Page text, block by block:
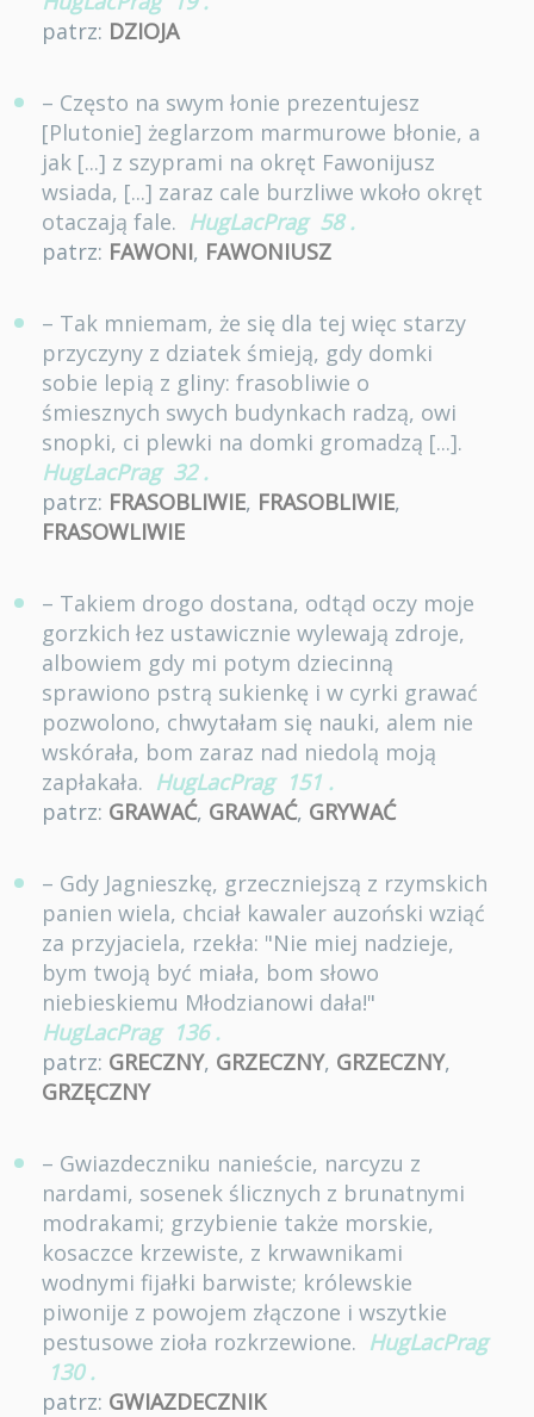
patrz: DZIOJA
– Często na swym łonie prezentujesz
[Plutonie] żeglarzom marmurowe błonie, a
jak [...] z szyprami na okręt Fawonijusz
wsiada, [...] zaraz cale burzliwe wkoło okręt
otaczają fale. HugLacPrag 58 .
patrz: FAWONI, FAWONIUSZ
– Tak mniemam, że się dla tej więc starzy
przyczyny z dziatek śmieją, gdy domki
sobie lepią z gliny: frasobliwie o
śmiesznych swych budynkach radzą, owi
snopki, ci plewki na domki gromadzą [...].
HugLacPrag 32 .
patrz: FRASOBLIWIE, FRASOBLIWIE,
FRASOWLIWIE
– Takiem drogo dostana, odtąd oczy moje
gorzkich łez ustawicznie wylewają zdroje,
albowiem gdy mi potym dziecinną
sprawiono pstrą sukienkę i w cyrki grawać
pozwolono, chwytałam się nauki, alem nie
wskórała, bom zaraz nad niedolą moją
zapłakała. HugLacPrag 151 .
patrz: GRAWAĆ, GRAWAĆ, GRYWAĆ
– Gdy Jagnieszkę, grzeczniejszą z rzymskich
panien wiela, chciał kawaler auzoński wziąć
za przyjaciela, rzekła: "Nie miej nadzieje,
bym twoją być miała, bom słowo
niebieskiemu Młodzianowi dała!"
HugLacPrag 136 .
patrz: GRECZNY, GRZECZNY, GRZECZNY,
GRZĘCZNY
– Gwiazdeczniku nanieście, narcyzu z
nardami, sosenek ślicznych z brunatnymi
modrakami; grzybienie także morskie,
kosaczce krzewiste, z krwawnikami
wodnymi fijałki barwiste; królewskie
piwonije z powojem złączone i wszytkie
pestusowe zioła rozkrzewione. HugLacPrag
130 .
patrz: GWIAZDECZNIK